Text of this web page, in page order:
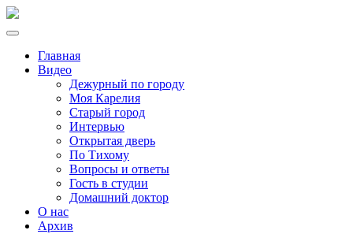
Главная
Видео
Дежурный по городу
Моя Карелия
Старый город
Интервью
Открытая дверь
По Тихому
Вопросы и ответы
Гость в студии
Домашний доктор
О нас
Архив